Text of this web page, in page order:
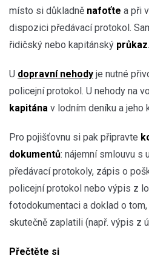
místo si důkladně nafoťte a při
dispozici předávací protokol.
řidičský nebo kapitánský průkaz.
U dopravní nehody je nutné
policejní protokol. U nehody na
kapitána v lodním deníku a jeho
Pro pojišťovnu si pak připravte
dokumentů: nájemní smlouvu s
předávací protokoly, zápis o
policejní protokol nebo výpis z
fotodokumentaci a doklad o
skutečně zaplatili (např. výpis z
Přečtěte si